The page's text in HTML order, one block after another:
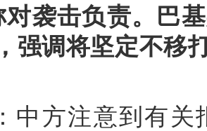
对袭击负责。巴
强调将坚定不移
中方注意到有关